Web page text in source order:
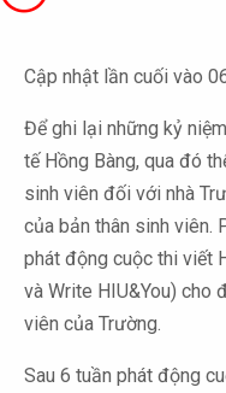
Cập nhật lần cuối vào
Để ghi lại những kỷ
tế Hồng Bàng, qua đó
sinh viên đối với nhà
của bản thân sinh viên.
phát động cuộc thi viết
và Write HIU&You) cho
viên của Trường.
Sau 6 tuần phát động